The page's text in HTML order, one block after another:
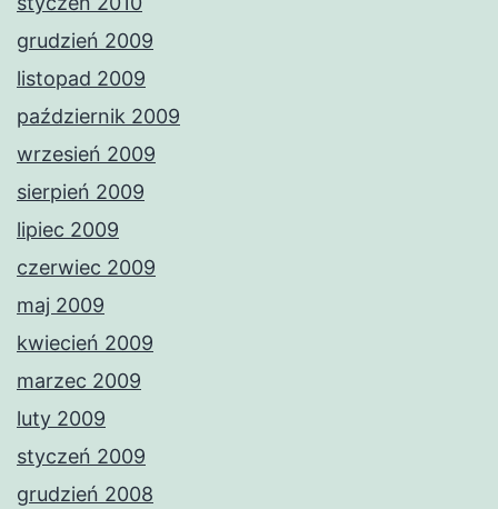
grudzień 2009
listopad 2009
październik 2009
wrzesień 2009
sierpień 2009
lipiec 2009
czerwiec 2009
maj 2009
kwiecień 2009
marzec 2009
luty 2009
styczeń 2009
grudzień 2008